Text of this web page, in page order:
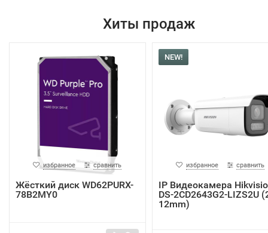
Хиты продаж
избранное сравнить
Жёсткий диск WD62PURX-
78B2MY0
NEW!
избранное сравнить
IP Видеокамера
DS-2CD2643G2-LIZS2U
12mm)